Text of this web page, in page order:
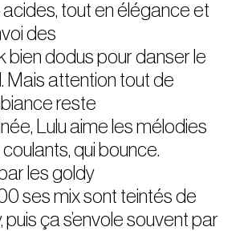
tout en élégance et
des
bien dodus pour danser le
Mais attention tout de
reste
Lulu aime les mélodies
qui bounce.
les goldy
ses mix sont teintés de
puis ça s’envole souvent par